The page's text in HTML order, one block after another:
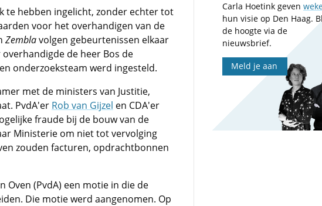
te hebben ingelicht, zonder echter tot
voor het overhandigen van de
Zemblavolgen gebeurtenissen elkaar
de heer Bos de
onderzoeksteam werd ingesteld.
met de ministers van Justitie,
PvdA'er Rob van Gijzel en CDA'er
fraude bij de bouw van de
Ministerie om niet tot vervolging
zouden facturen, opdrachtbonnen
Oven (PvdA) een motie in die de
Die motie werd aangenomen. Op
Carla Hoetink geven
hun visie op Den Haag.
de hoogte via de
nieuwsbrief.
Meld je aan